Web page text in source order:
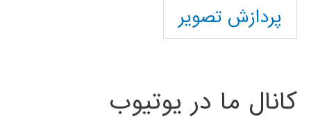
پردازش تصویر
کانال ما در یوتیوب